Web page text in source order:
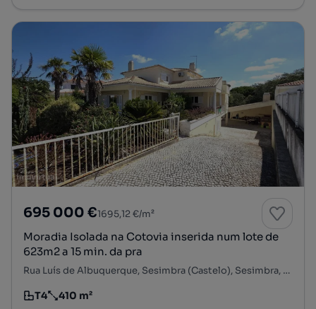
695 000 €1695,12 €/m²
Moradia Isolada na Cotovia inserida num lote de
623m2 a 15 min. da pra
Rua Luís de Albuquerque, Sesimbra (Castelo), Sesimbra, Setúbal
Tipologia
T4
Preço por metro quadrado
410 m²